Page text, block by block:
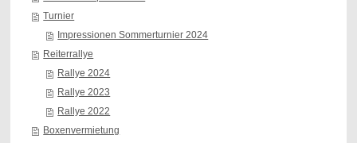
Turnier
Impressionen Sommerturnier 2024
Reiterrallye
Rallye 2024
Rallye 2023
Rallye 2022
Boxenvermietung